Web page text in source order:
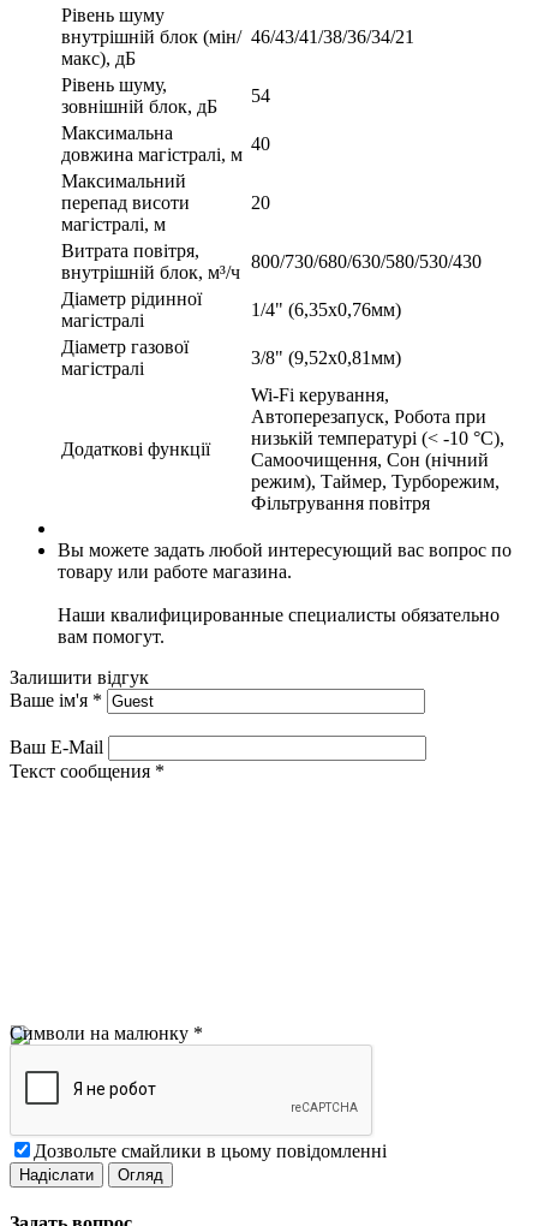
Рівень шуму
внутрішній блок (мін/
макс), дБ
46/43/41/38/36/34/21
Рівень шуму,
зовнішній блок, дБ
54
Максимальна
довжина магістралі, м
40
Максимальний
перепад висоти
магістралі, м
20
Витрата повітря,
внутрішній блок, м³/ч
800/730/680/630/580/530/430
Діаметр рідинної
магістралі
1/4" (6,35х0,76мм)
Діаметр газової
магістралі
3/8" (9,52х0,81мм)
Додаткові функції
Wi-Fi керування,
Автоперезапуск, Робота при
низькій температурі (< -10 °C),
Самоочищення, Сон (нічний
режим), Таймер, Турборежим,
Фільтрування повітря
Вы можете задать любой интересующий вас вопрос по
товару или работе магазина.
Наши квалифицированные специалисты обязательно
вам помогут.
Залишити відгук
Ваше ім'я *
Ваш E-Mail
Текст сообщения *
Символи на малюнку *
Дозвольте смайлики в цьому повідомленні